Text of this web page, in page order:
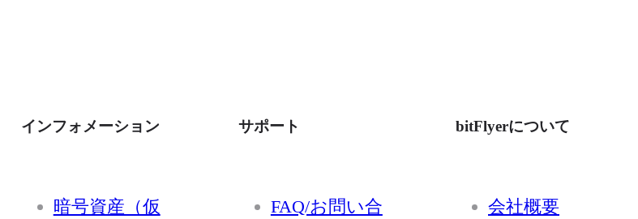
インフォメーション
暗号資産（仮
サポート
FAQ/お問い合
bitFlyerについて
会社概要